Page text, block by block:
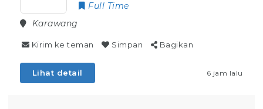
Full Time
Karawang
Kirim ke teman Simpan Bagikan
Lihat detail 6 jam lalu